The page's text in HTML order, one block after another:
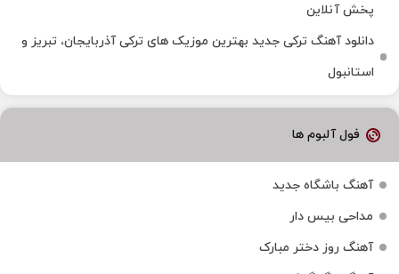
پخش آنلاین
دانلود آهنگ ترکی جدید بهترین موزیک‌ های ترکی آذربایجان، تبریز و
استانبول
فول آلبوم ها
آهنگ باشگاه جدید
مداحی بیس دار
آهنگ روز دختر مبارک